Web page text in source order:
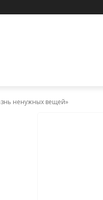
ненужных вещей»